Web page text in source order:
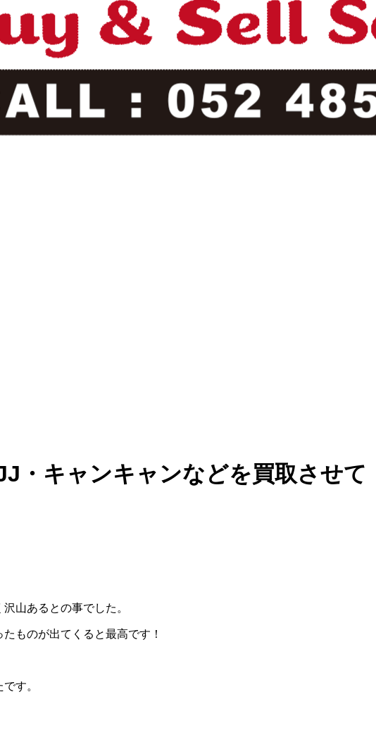
・キャンキャンなどを買取させて
山あるとの事でした。
ものが出てくると最高です！
す。